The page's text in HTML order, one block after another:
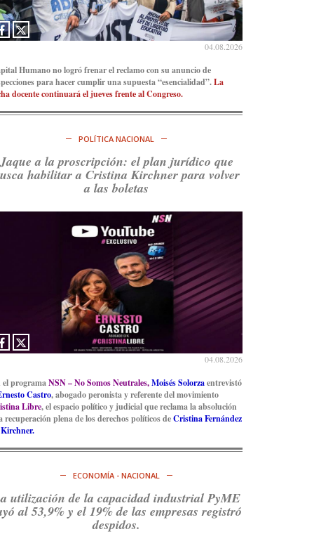
Consenso Patagónico
@consensopatagon
5d
con Irán al petróleohttps://t.co/IInL9uYZvh
t.co/ytaelKSfHm
Consenso Patagónico
@consensopatagon
t.co/ihSIYIKptJ
Consenso Patagónico
@consensopatagon
: Asumimos una nueva etapa
en el Partido Justicialista de Campana, con el
orgullo de que el compañero
@caortega64vuelva
04.08.2026
Humano no logró frenar el reclamo con su anuncio de
para hacer cumplir una supuesta “esencialidad”.La
docente continuará el jueves frente al Congreso.
POLÍTICA NACIONAL
Jaque a la proscripción: el plan jurídico que
habilitar a Cristina Kirchner para volver
a las boletas
04.08.2026
el programaNSN – No Somos Neutrales,Moisés Solorzaentrevistó
Castro, abogado peronista y referente del movimiento
Libre, el espacio político y judicial que reclama la absolución
recuperación plena de los derechos políticos deCristina Fernández
ECONOMÍA - NACIONAL
utilización de la capacidad industrial PyME
al 53,9% y el 19% de las empresas registró
despidos.